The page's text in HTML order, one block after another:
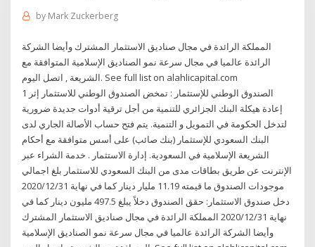
by Mark Zuckerberg
المملكة الرائدة في مجال صناديق الاستثمار المشترك وأيضا الشركة
الرائدة عالميا في مجال سرعة نمو الصناديق الإسلامية المتوافقة مع
الشريعة , اتصل اليوم. See full list on alahlicapital.com
1 الصندوق الوطني للإستثمار : تمخض الصندوق الوطني للاستثمار إثر
إعادة هيكلة البنك الجزائري للتنمية من أجل ترقية أدوات جديدة ضرورية
لتدخل الحكومة في التمويل و التنمية. يتم فتح حساب الأصالة الجاري لدى
البنك السعودي للإستثمار (بنك صائب) على أسس متوافقة مع أحكام
الشريعة الإسلامية في السعودية. إدارة الاستثمار . خدمة الشراء عبر
الإنترنت عن طريق بطاقات مدى من البنك السعودي للاستثمار بلغ اجمالي
موجودات الصندوق ما قيمته 11.19 مليار دينار كما في نهاية 2020/12/31
دخل صندوق الاستثمار: حقق الصندوق دخلاً يبلغ 497.5 مليون دينار كما في
نهاية 2020/12/31 المملكة الرائدة في مجال صناديق الاستثمار المشترك
وأيضا الشركة الرائدة عالميا في مجال سرعة نمو الصناديق الإسلامية